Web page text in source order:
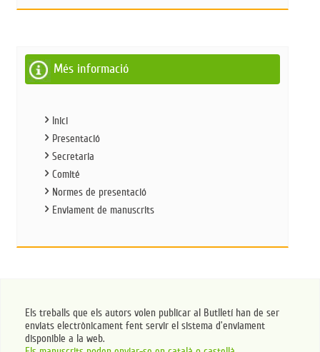
Més informació
Inici
Presentació
Secretaria
Comité
Normes de presentació
Enviament de manuscrits
Els treballs que els autors volen publicar al Butlletí han de ser
enviats electrònicament fent servir el sistema d’enviament
disponible a la web.